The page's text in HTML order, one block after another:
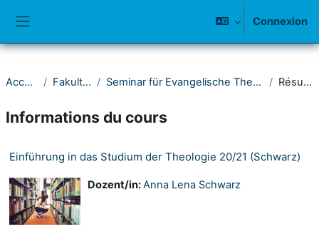
Connexion
Accueil Fakultät I Seminar für Evangelische Theologie Résumé
Informations du cours
Einführung in das Studium der Theologie 20/21 (Schwarz)
Dozent/in:Anna Lena Schwarz